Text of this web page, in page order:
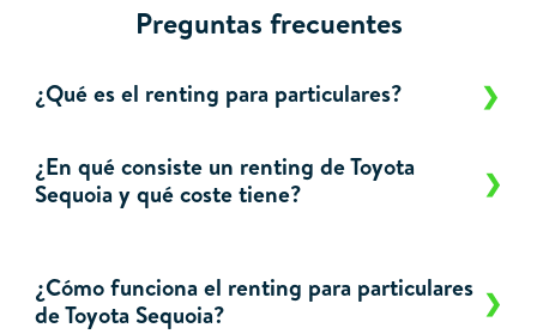
Preguntas frecuentes
¿Qué es el renting para particulares?
¿En qué consiste un renting de Toyota
Sequoia y qué coste tiene?
¿Cómo funciona el renting para particulares
de Toyota Sequoia?